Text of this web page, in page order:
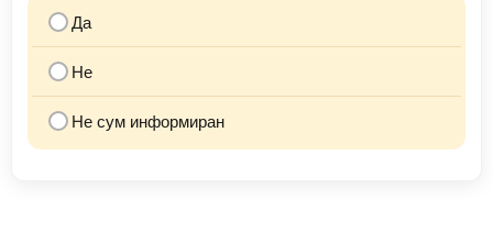
Да
Не
Не сум информиран